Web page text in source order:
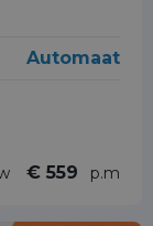
Automaat
€ 559 p.m